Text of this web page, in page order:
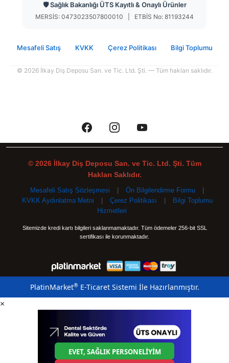
🛡️ Sağlık Bakanlığı ÜTS Kayıtlı & Onaylı Ürünler
MERSİS: 0473023507800010 | ETBİS No: 81193244
Mesafeli Satış KVKK Çerez Politikası Bilgi Toplumu
© 2026 İlkay Diş Deposu San. ve Tic. Ltd. Şti. — Tüm hakları saklıdır.
© 2026 İlkay Diş Deposu San. ve Tic. Ltd. Şti. Tüm
Hakları Saklıdır.
Mesafeli Satış Sözleşmesi Ön Bilgilendirme Formu
KVKK Aydınlatma Metni
Çerez Politikası
Bilgi Toplumu
Hizmetleri
Sitemizde kredi kartı bilgileri saklanmamaktadır. Tüm ödemeler 256-bit SSL
sertifikası ile korunmaktadır.
PlatinMarket®E-Ticaret Sistemi İle Hazırlanmıştır.
×
EVET, SAĞLIK PERSONELİYİM